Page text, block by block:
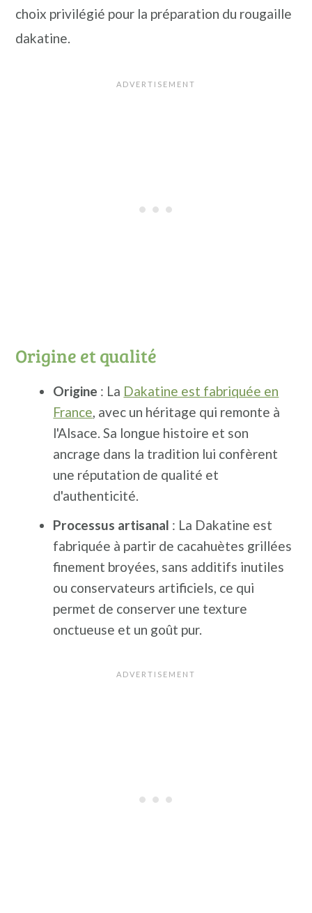
choix privilégié pour la préparation du rougaille
dakatine.
Origine et qualité
Origine : La Dakatine est fabriquée en
France, avec un héritage qui remonte à
l'Alsace. Sa longue histoire et son
ancrage dans la tradition lui confèrent
une réputation de qualité et
d'authenticité.
Processus artisanal : La Dakatine est
fabriquée à partir de cacahuètes grillées
finement broyées, sans additifs inutiles
ou conservateurs artificiels, ce qui
permet de conserver une texture
onctueuse et un goût pur.